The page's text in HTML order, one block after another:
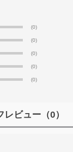
(0)
(0)
(0)
(0)
(0)
レビュー （0）